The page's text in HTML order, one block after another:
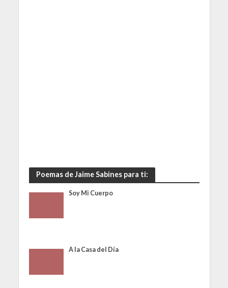
Poemas de Jaime Sabines para ti:
Soy Mi Cuerpo
A la Casa del Día